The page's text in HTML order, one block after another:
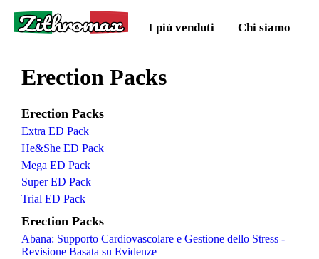
Zithromax I più venduti Chi siamo
Erection Packs
Erection Packs
Extra ED Pack
He&She ED Pack
Mega ED Pack
Super ED Pack
Trial ED Pack
Erection Packs
Abana: Supporto Cardiovascolare e Gestione dello Stress -
Revisione Basata su Evidenze